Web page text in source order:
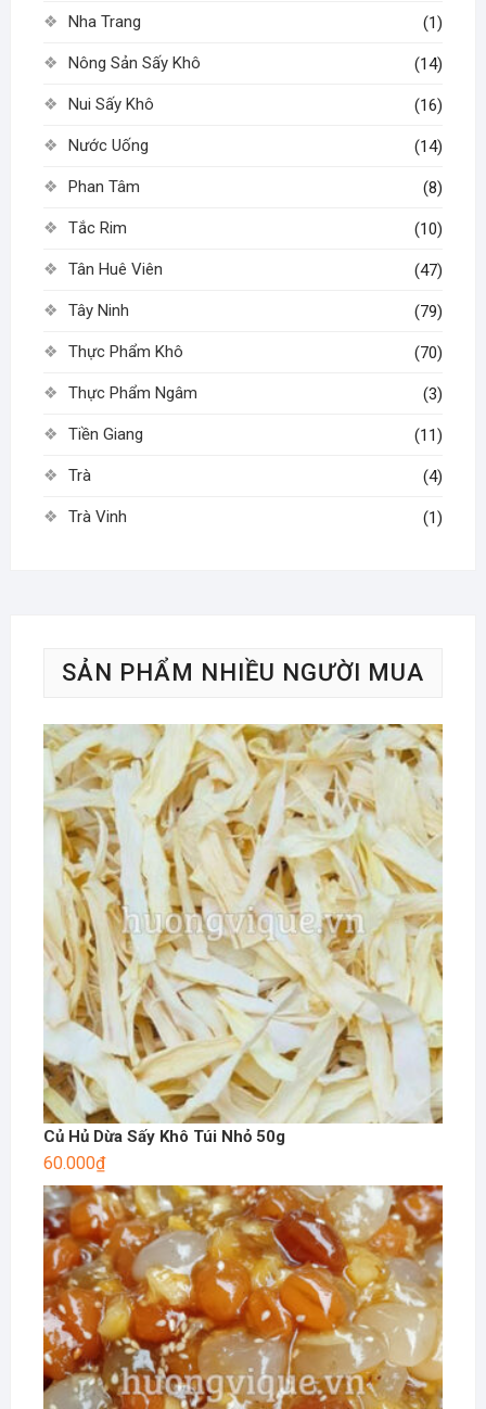
Nha Trang (1)
Nông Sản Sấy Khô (14)
Nui Sấy Khô (16)
Nước Uống (14)
Phan Tâm (8)
Tắc Rim (10)
Tân Huê Viên (47)
Tây Ninh (79)
Thực Phẩm Khô (70)
Thực Phẩm Ngâm (3)
Tiền Giang (11)
Trà (4)
Trà Vinh (1)
SẢN PHẨM NHIỀU NGƯỜI MUA
Củ Hủ Dừa Sấy Khô Túi Nhỏ 50g
60.000₫